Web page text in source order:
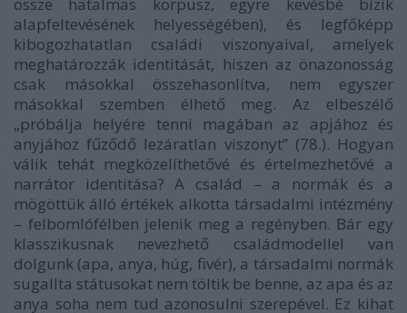
alapfeltevésének helyességében), és legfőképp
kibogozhatatlan családi viszonyaival, amelyek
meghatározzák identitását, hiszen az önazonosság
csak másokkal összehasonlítva, nem egyszer
másokkal szemben élhető meg. Az elbeszélő
„próbálja helyére tenni magában az apjához és
anyjához fűződő lezáratlan viszonyt” (78.). Hogyan
válik tehát megközelíthetővé és értelmezhetővé a
narrátor identitása? A család – a normák és a
mögöttük álló értékek alkotta társadalmi intézmény
– felbomlófélben jelenik meg a regényben. Bár egy
klasszikusnak nevezhető családmodellel van
dolgunk (apa, anya, húg, fivér), a társadalmi normák
sugallta státusokat nem töltik be benne, az apa és az
anya soha nem tud azonosulni szerepével. Ez kihat